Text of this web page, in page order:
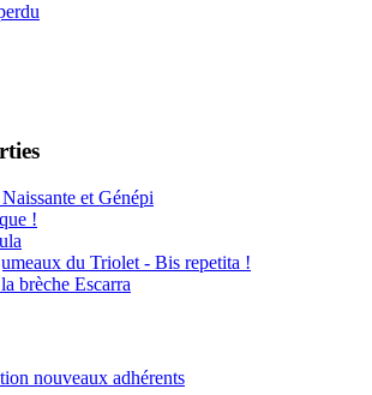
et Génépi
!
du Triolet - Bis repetita !
brèche Escarra
nouveaux adhérents